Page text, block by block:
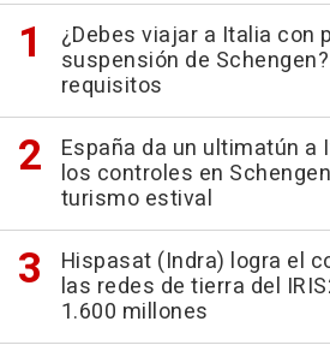
¿Debes viajar a Italia con
suspensión de
requisitos
España da un ultimatún a
los controles en
turismo estival
Hispasat (Indra) logra el
las redes de tierra del
1.600 millones